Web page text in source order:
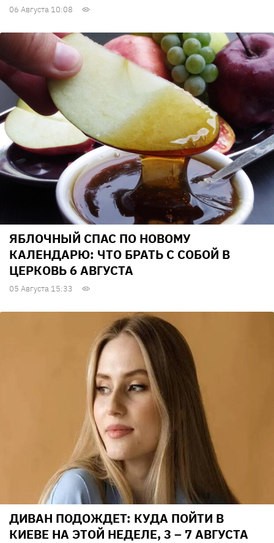
06 Августа 10:08
ЯБЛОЧНЫЙ СПАС ПО НОВОМУ
КАЛЕНДАРЮ: ЧТО БРАТЬ С СОБОЙ В
ЦЕРКОВЬ 6 АВГУСТА
05 Августа 15:33
ДИВАН ПОДОЖДЕТ: КУДА ПОЙТИ В
КИЕВЕ НА ЭТОЙ НЕДЕЛЕ, 3 – 7 АВГУСТА